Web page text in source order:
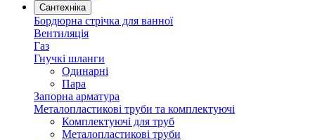
Сантехніка
Бордюрна стрічка для ванної
Вентиляція
Газ
Гнучкі шланги
Одинарні
Пара
Запорна арматура
Металопластикові труби та комплектуючі
Комплектуючі для труб
Металопластикові труби